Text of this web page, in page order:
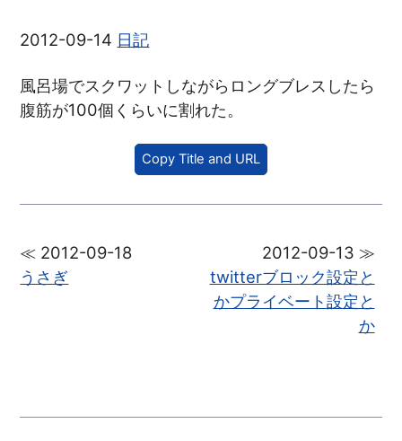
2012-09-14 日記
風呂場でスクワットしながらロングブレスしたら
腹筋が100個くらいに割れた。
Copy Title and URL
≪ 2012-09-18
うさぎ
2012-09-13 ≫
twitterブロック設定と
かプライベート設定と
か